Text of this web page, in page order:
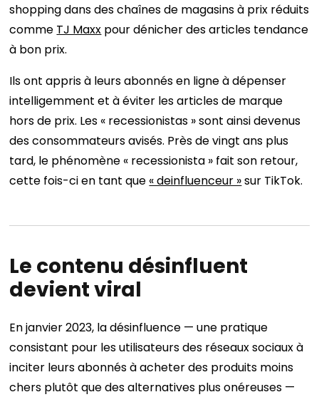
shopping dans des chaînes de magasins à prix réduits
comme TJ Maxx pour dénicher des articles tendance
à bon prix.
Ils ont appris à leurs abonnés en ligne à dépenser
intelligemment et à éviter les articles de marque
hors de prix. Les « recessionistas » sont ainsi devenus
des consommateurs avisés. Près de vingt ans plus
tard, le phénomène « recessionista » fait son retour,
cette fois-ci en tant que « deinfluenceur »sur TikTok.
Le contenu désinfluent
devient viral
En janvier 2023, la désinfluence — une pratique
consistant pour les utilisateurs des réseaux sociaux à
inciter leurs abonnés à acheter des produits moins
chers plutôt que des alternatives plus onéreuses —